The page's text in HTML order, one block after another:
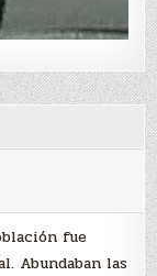
fue
Abundaban las